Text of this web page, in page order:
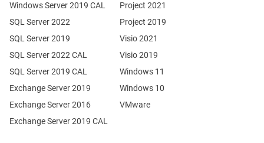
Exchange Server 2019
Exchange Server 2016
SQL Server 2022
SQL Server 2019
Windows Server 2019 CAL
SQL Server 2022 CAL
SQL Server 2019 CAL
Exchange Server 2019 CAL
Project 2021
Project 2019
Visio 2021
Visio 2019
Windows 11
Windows 10
VMware